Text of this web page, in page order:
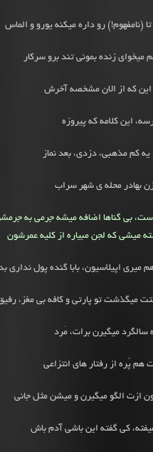
(نامفهوم!) رو داره میکنه یورو و الماس
زنده بمونی تند برو سرکار
این که از الان مشخصه آخرش
این کلامه که پیروزه
کم مذهبی، دزدی، بعد نماز
بهادر محله ی شهر سراب
بی گناها اضافه میشه جرمی به
میشی که لجن مبیاره از کلیه عمرشون
اپیلاسیون، بابا گنده پول نداری
میگذشت تو پارتی و کافه بی مغز،
سالگرد میگیرن برات، مَرد
هم پُره از رفتار های انتزاعی
ازت الگو میگیرن و میشن مثل جانی
میفته، کی گفته این باشی آدم باش